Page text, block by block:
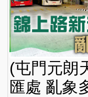
(屯門元朗
匯處 亂象